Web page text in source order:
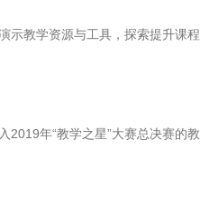
示教学资源与工具，探索提升课程
2019年“教学之星”大赛总决赛的教